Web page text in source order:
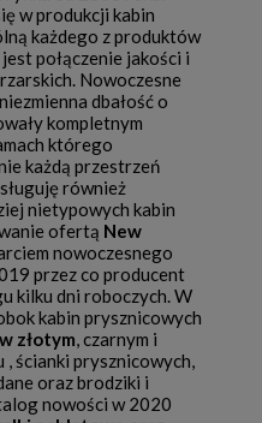
w produkcji kabin
każdego z produktów
połączenie jakości i
Nowoczesne
dbałość o
kompletnym
którego
każdą przestrzeń
również
nietypowych kabin
ofertą New
nowoczesnego
przez co producent
kilku dni roboczych. W
kabin prysznicowych
złotym, czarnym i
ścianki prysznicowych,
oraz brodziki i
nowości w 2020